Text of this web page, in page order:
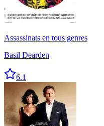
Assassinats en tous genres
Basil Dearden
6.1